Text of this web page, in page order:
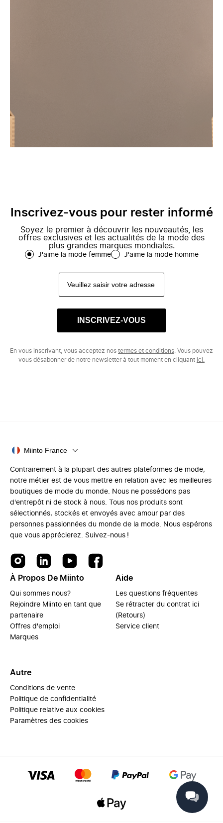
Inscrivez-vous pour rester informé
Soyez le premier à découvrir les nouveautés, les
offres exclusives et les actualités de la mode des
plus grandes marques mondiales.
J'aime la mode femme J'aime la mode homme
INSCRIVEZ-VOUS
En vous inscrivant, vous acceptez nos termes et conditions . Vous pouvez
vous désabonner de notre newsletter à tout moment en cliquant ici.
Miinto France
Contrairement à la plupart des autres plateformes de mode,
notre métier est de vous mettre en relation avec les meilleures
boutiques de mode du monde. Nous ne possédons pas
d'entrepôt ni de stock à nous. Tous nos produits sont
sélectionnés, stockés et envoyés avec amour par des
personnes passionnées du monde de la mode. Nous espérons
que vous apprécierez. Suivez-nous !
À Propos De Miinto
Qui sommes nous?
Rejoindre Miinto en tant que
partenaire
Offres d'emploi
Marques
Aide
Les questions fréquentes
Se rétracter du contrat ici
(Retours)
Service client
Autre
Conditions de vente
Politique de confidentialité
Politique relative aux cookies
Paramètres des cookies